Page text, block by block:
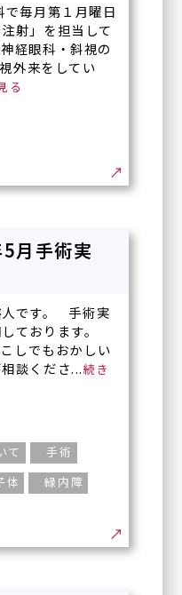
毎月第１月曜日
射」を担当して
経眼科・斜視の
外来をしてい
月手術実
です。 手術実
ております。
しでもおかしい
談くださ...
て
手術
体
緑内障